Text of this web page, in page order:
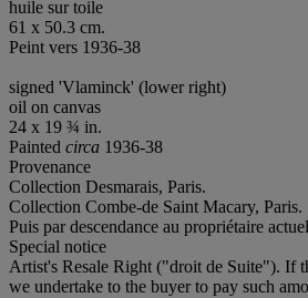
huile sur toile
61 x 50.3 cm.
Peint vers 1936-38
signed 'Vlaminck' (lower right)
oil on canvas
24 x 19 ¾ in.
Painted circa 1936-38
Provenance
Collection Desmarais, Paris.
Collection Combe-de Saint Macary, Paris.
Puis par descendance au propriétaire
Special notice
Artist's Resale Right ("droit de Suite"). If
we undertake to the buyer to pay such